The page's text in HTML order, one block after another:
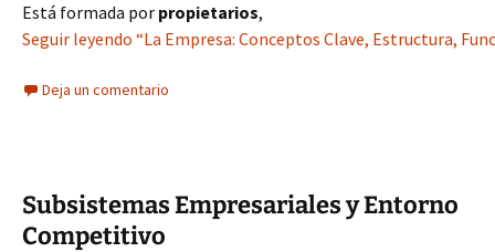
Está formada por propietarios,
Seguir leyendo “La Empresa: Conceptos Clave, Estructura,
Deja un comentario
Subsistemas Empresariales y Entorno
Competitivo